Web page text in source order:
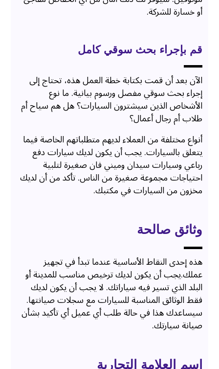
أو خسارة للشركة.
قم بإجراء بحث سوقي كامل
الآن بعد أن قمت بكتابة خطة العمل هذه، تحتاج إلى
إجراء بحث سوقي مفصل ورسوم بيانية. ما نوع
الأشخاص الذين سيشترون السيارات؟ هل هم سياح أم
طلاب أم رجال أعمال؟
أنواع مختلفة من العملاء لديهم متطلباتهم الخاصة فيما
يتعلق بالسيارات. يجب أن يكون لديك سيارات دفع
رباعي وسيارات سيدان وميني فان صغيرة لتلبية
احتياجات مجموعة صغيرة من الناس. تأكد من أن لديك
مخزون من السيارات في مكتبك.
وثائق صالحة
هذه إحدى النقاط الأساسية عندما تبدأ في تجهيز
عملك.يجب أن يكون لديك ترخيص مناسب للمدينة أو
البلد الذي تسير فيه سياراتك. لا يجب أن يكون لديك
فقط الوثائق المناسبة للسيارات مع سجلات صيانتها.
سيساعدك هذا في حالة طلب أي عميل أي تأكيد بشأن
صيانة سيارتك.
اسم العلامة التجارية